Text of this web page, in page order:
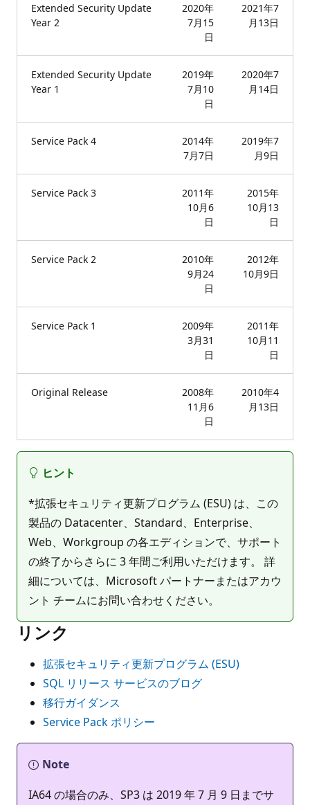
Extended Security Update
Year 2
2020年
7月15
日
2021年7
月13日
Extended Security Update
Year 1
2019年
7月10
日
2020年7
月14日
Service Pack 4
2014年
7月7日
2019年7
月9日
Service Pack 3
2011年
10月6
日
2015年
10月13
日
Service Pack 2
2010年
9月24
日
2012年
10月9日
Service Pack 1
2009年
3月31
日
2011年
10月11
日
Original Release
2008年
11月6
日
2010年4
月13日
ヒント
*拡張セキュリティ更新プログラム (ESU) は、この
製品の Datacenter、Standard、Enterprise、
Web、Workgroup の各エディションで、サポート
の終了からさらに 3 年間ご利用いただけます。 詳
細については、Microsoft パートナーまたはアカウ
ント チームにお問い合わせください。
リンク
拡張セキュリティ更新プログラム (ESU)
SQL リリース サービスのブログ
移行ガイダンス
Service Pack ポリシー
Note
IA64 の場合のみ、SP3 は 2019 年 7 月 9 日までサ